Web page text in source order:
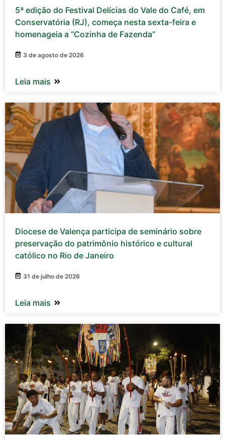
5ª edição do Festival Delícias do Vale do Café, em
Conservatória (RJ), começa nesta sexta-feira e
homenageia a “Cozinha de Fazenda”
3 de agosto de 2026
Leia mais
Diocese de Valença participa de seminário sobre
preservação do patrimônio histórico e cultural
católico no Rio de Janeiro
31 de julho de 2026
Leia mais